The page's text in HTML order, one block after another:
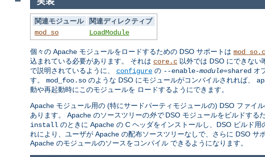
関連モジュール
関連ディレクティブ
mod_so
LoadModule
個々の Apache モジュールをロードするための DSO サポートは mod_so.c
込まれている必要があります。 それは core.c 以外では DSO にできな
で説明されているように、 configure の --enable-module=shared オ
す。 mod_foo.so のような DSO にモジュールがコンパイルされれば、
動や再起動時にこのモジュールを ロードするようにできます。
Apache モジュール用の (特にサードパーティモジュールの) DSO ファイル
あります。 Apache のソースツリーの外でDSO モジュールをビルドする
install のときに Apache の C ヘッダをインストールし、DSO ビルド
れにより、ユーザが Apache の配布ソースツリーなしで、さらに DSO
Apache のモジュールのソースをコンパイル できるようになります。